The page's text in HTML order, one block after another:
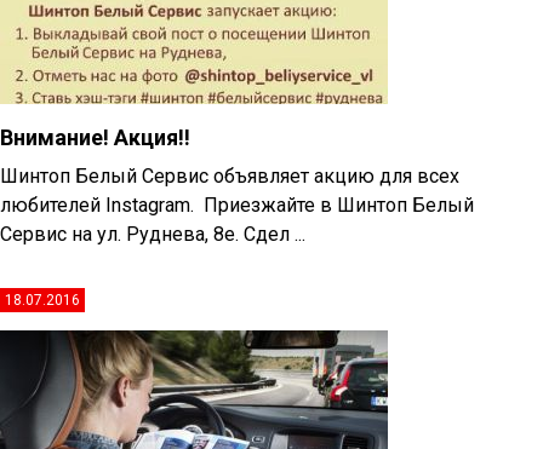
Внимание! Акция!!
Шинтоп Белый Сервис объявляет акцию для всех
любителей Instagram. Приезжайте в Шинтоп Белый
Сервис на ул. Руднева, 8е. Сдел ...
18.07.2016